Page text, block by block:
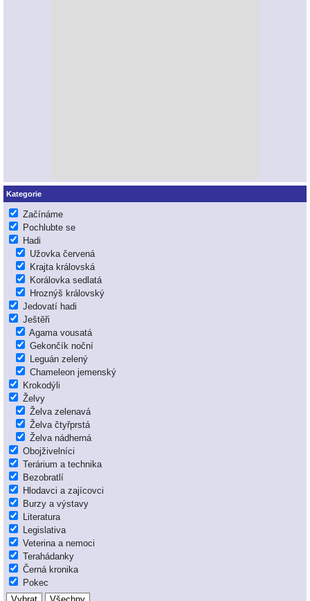
Kategorie
Začínáme
Pochlubte se
Hadi
Užovka červená
Krajta královská
Korálovka sedlatá
Hroznýš královský
Jedovatí hadi
Ještěři
Agama vousatá
Gekončík noční
Leguán zelený
Chameleon jemenský
Krokodýli
Želvy
Želva zelenavá
Želva čtyřprstá
Želva nádherná
Obojživelníci
Terárium a technika
Bezobratlí
Hlodavci a zajícovci
Burzy a výstavy
Literatura
Legislativa
Veterina a nemoci
Terahádanky
Černá kronika
Pokec